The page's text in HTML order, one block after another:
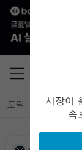
토픽 전체기사
Ethereum (ETH)
Tether USDt
USDC (USDC)
XRP (XRP)
시장이
속